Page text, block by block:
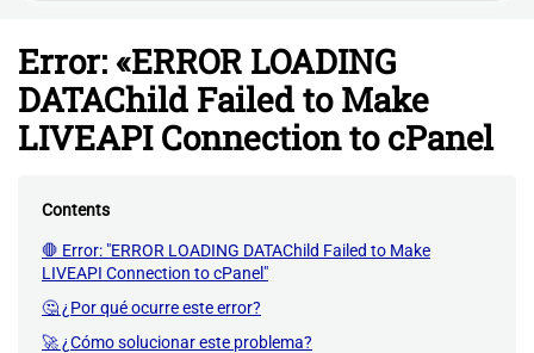
Error: «ERROR LOADING
DATAChild Failed to Make
LIVEAPI Connection to cPanel
Contents
🛑 Error: "ERROR LOADING DATAChild Failed to Make
LIVEAPI Connection to cPanel"
🤔 ¿Por qué ocurre este error?
🚀 ¿Cómo solucionar este problema?